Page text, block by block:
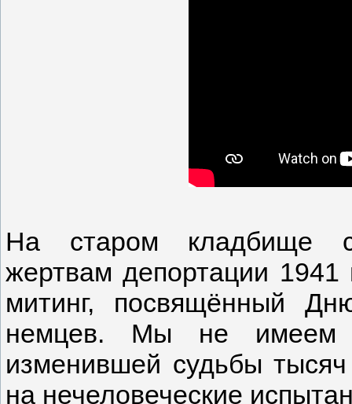
На старом кладбище
жертвам депортации 1941
митинг, посвящённый
немцев. Мы не имеем
изменившей судьбы
на нечеловеческие